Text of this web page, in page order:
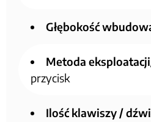
Głębokość
Metoda
przycisk
Ilość klawiszy /